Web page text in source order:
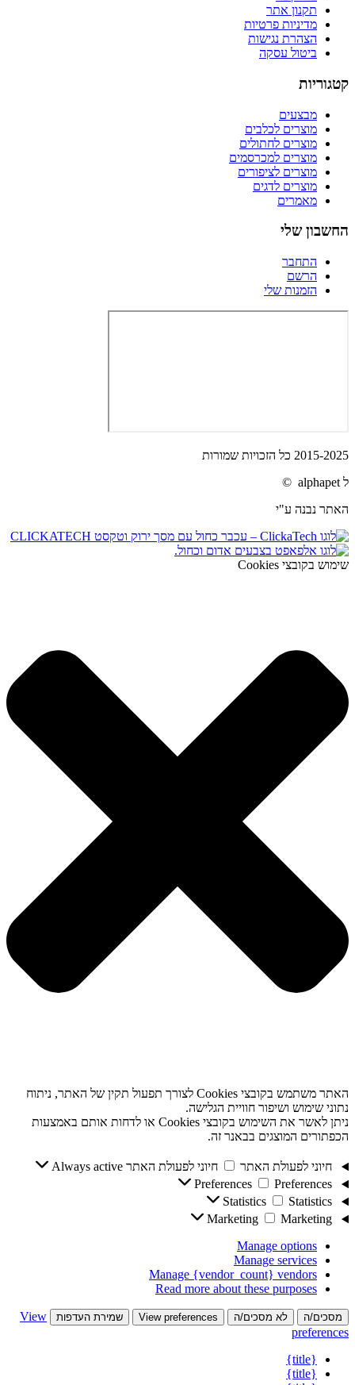
תקנון אתר
מדיניות פרטיות
הצהרת נגישות
ביטול עסקה
קטגוריות
מבצעים
מוצרים לכלבים
מוצרים לחתולים
מוצרים למכרסמים
מוצרים לציפורים
מוצרים לדגים
מאמרים
החשבון שלי
התחבר
הרשם
הזמנות שלי
2015-2025 כל הזכויות שמורות
ל alphapet ©
האתר נבנה ע"י
שימוש בקובצי Cookies
האתר משתמש בקובצי Cookies לצורך תפעול תקין של האתר, ניתוח
נתוני שימוש ושיפור חוויית הגלישה.
ניתן לאשר את השימוש בקובצי Cookies או לדחות אותם באמצעות
הכפתורים המוצגים בבאנר זה.
חיוני לפעולת האתר חיוני לפעולת האתר Always active
Preferences
Preferences
Statistics
Statistics
Marketing
Marketing
Manage options
Manage services
Manage {vendor_count} vendors
Read more about these purposes
מסכים/ה לא מסכים/ה View preferences שמירת העדפות
View
preferences
{title}
{title}